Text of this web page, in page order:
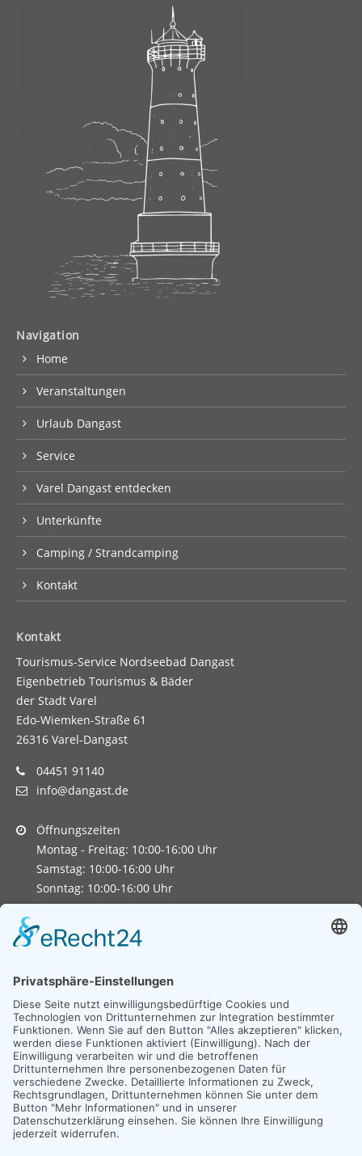
Navigation
Home
Veranstaltungen
Urlaub Dangast
Service
Varel Dangast entdecken
Unterkünfte
Camping / Strandcamping
Kontakt
Kontakt
Tourismus-Service Nordseebad Dangast
Eigenbetrieb Tourismus & Bäder
der Stadt Varel
Edo-Wiemken-Straße 61
26316 Varel-Dangast
04451 91140
info@dangast.de
Öffnungszeiten
Montag - Freitag: 10:00-16:00 Uhr
Samstag: 10:00-16:00 Uhr
Sonntag: 10:00-16:00 Uhr
Impressum
Datenschutz
Unexpected Application Error!
crypto.randomUUID is not a function
TypeError: crypto.randomUUID is not a function
at JS.mc.suspense (https://search-
at https://search-interface.branchly.io/
at https://search-interface.branchly.io/